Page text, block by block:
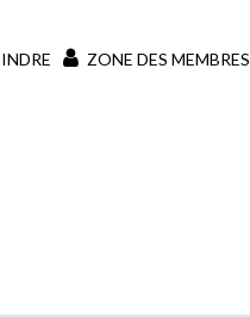
ZONE DES MEMBRES